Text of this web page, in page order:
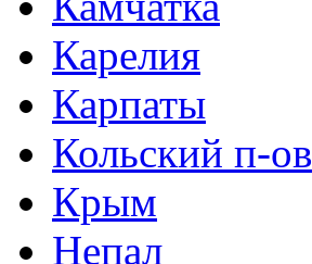
Карелия
Карпаты
Кольский п-ов
Крым
Непал